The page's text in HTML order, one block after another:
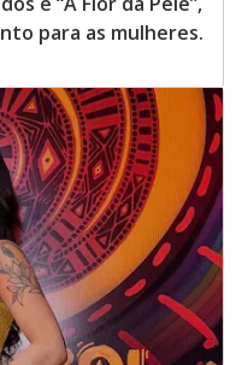
para as mulheres.